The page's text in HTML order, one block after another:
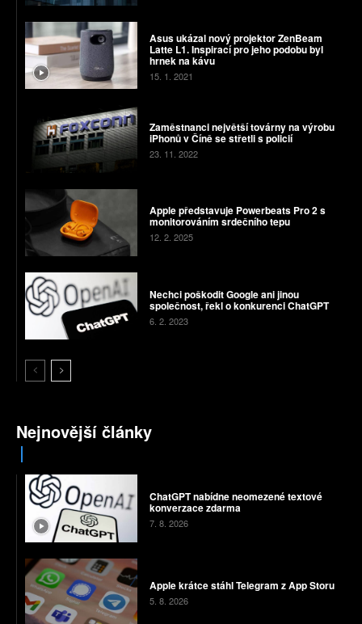
Asus ukázal nový projektor ZenBeam
Latte L1. Inspirací pro jeho podobu byl
hrnek na kávu
15. 1. 2021
Zaměstnanci největší továrny na výrobu
iPhonů v Číně se střetli s policií
23. 11. 2022
Apple představuje Powerbeats Pro 2 s
monitorováním srdečního tepu
12. 2. 2025
Nechci poškodit Google ani jinou
společnost, řekl o konkurenci ChatGPT
6. 2. 2023
Nejnovější články
ChatGPT nabídne neomezené textové
konverzace zdarma
7. 8. 2026
Apple krátce stáhl Telegram z App Storu
5. 8. 2026